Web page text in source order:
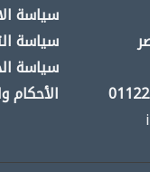
سياسة
سياسة
سياسة
الأحكام